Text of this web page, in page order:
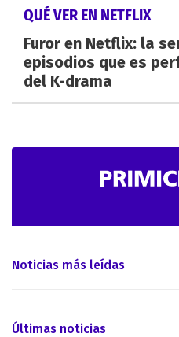
QUÉ VER EN NETFLIX
Furor en Netflix: la
episodios que es
del K-drama
Noticias más leídas
Últimas noticias